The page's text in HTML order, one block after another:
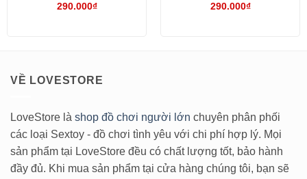
290.000₫ 290.000₫
VỀ LOVESTORE
LoveStore là shop đồ chơi người lớn chuyên phân phối
các loại Sextoy - đồ chơi tình yêu với chi phí hợp lý. Mọi
sản phẩm tại LoveStore đều có chất lượng tốt, bảo hành
đầy đủ. Khi mua sản phẩm tại cửa hàng chúng tôi, bạn sẽ